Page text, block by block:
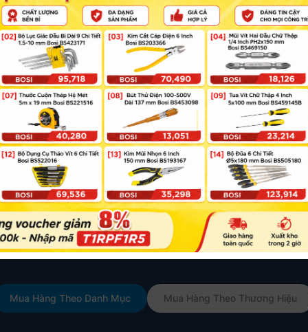
ĐÚNG
Coi trọng và ưu tiên việc làm Đúng
ĐỦ
Tìm và mua Đủ Đơn hàng
Mua Hàng Theo Danh Mục Mua Hàng Theo Thương Hiệu